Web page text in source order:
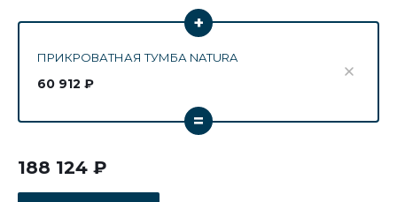
ПРИКРОВАТНАЯ ТУМБА NATURA
60 912 ₽
+
=
188 124 ₽